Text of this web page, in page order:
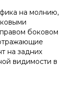
на молнию,
боковом
на задних
видимости в